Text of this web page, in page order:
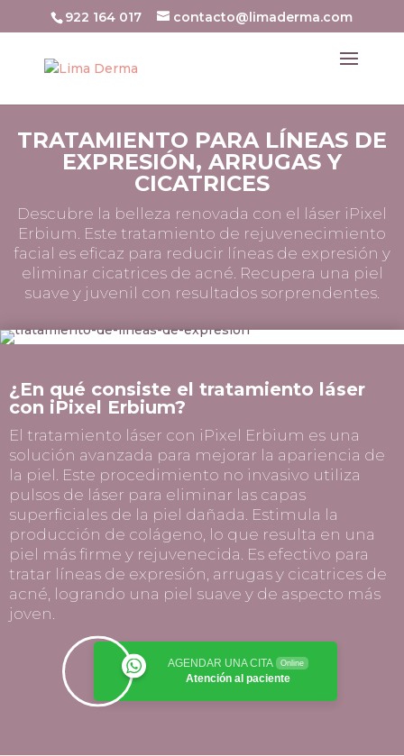
922 164 017 contacto@limaderma.com
TRATAMIENTO PARA LÍNEAS DE
EXPRESIÓN, ARRUGAS Y
CICATRICES
Descubre la belleza renovada con el láser iPixel
Erbium. Este tratamiento de rejuvenecimiento
facial es eficaz para reducir líneas de expresión y
eliminar cicatrices de acné. Recupera una piel
suave y juvenil con resultados sorprendentes.
¿En qué consiste el tratamiento láser
con iPixel Erbium?
El tratamiento láser con iPixel Erbium es una
solución avanzada para mejorar la apariencia de
la piel. Este procedimiento no invasivo utiliza
pulsos de láser para eliminar las capas
superficiales de la piel dañada. Estimula la
producción de colágeno, lo que resulta en una
piel más firme y rejuvenecida. Es efectivo para
tratar líneas de expresión, arrugas y cicatrices de
acné, logrando una piel suave y de aspecto más
joven.
AGENDAR UNA CITA Online
Atención al paciente